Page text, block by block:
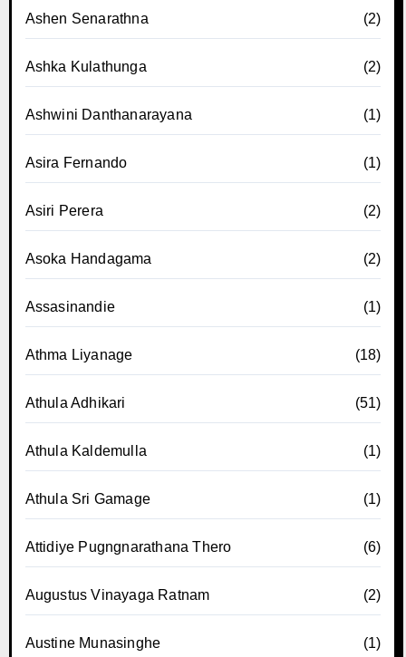
Ashen Senarathna (2)
Ashka Kulathunga (2)
Ashwini Danthanarayana (1)
Asira Fernando (1)
Asiri Perera (2)
Asoka Handagama (2)
Assasinandie (1)
Athma Liyanage (18)
Athula Adhikari (51)
Athula Kaldemulla (1)
Athula Sri Gamage (1)
Attidiye Pugngnarathana Thero (6)
Augustus Vinayaga Ratnam (2)
Austine Munasinghe (1)